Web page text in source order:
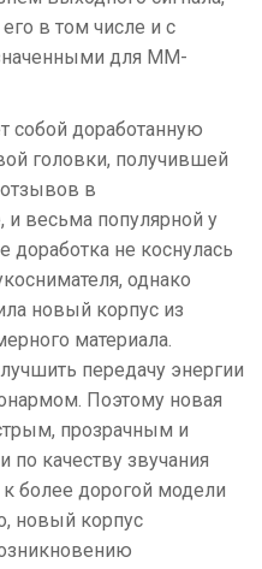
в том числе и с
для MM-
собой доработанную
головки, получившей
в
и весьма популярной у
доработка не коснулась
однако
новый корпус из
материала.
передачу энергии
Поэтому новая
прозрачным и
качеству звучания
более дорогой модели
новый корпус